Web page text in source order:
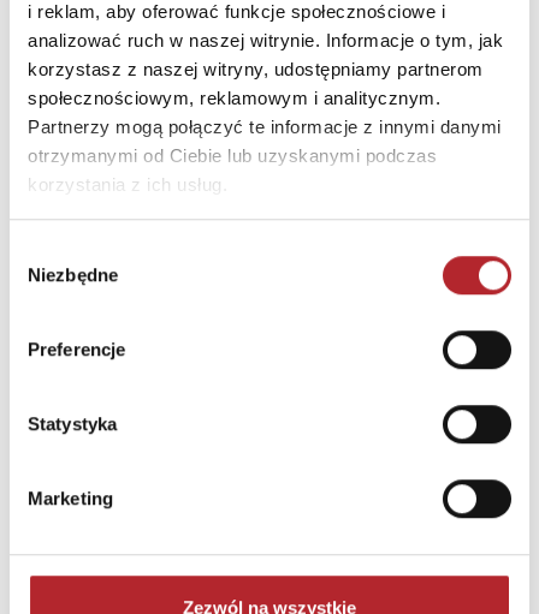
i reklam, aby oferować funkcje społecznościowe i
analizować ruch w naszej witrynie. Informacje o tym, jak
korzystasz z naszej witryny, udostępniamy partnerom
społecznościowym, reklamowym i analitycznym.
Partnerzy mogą połączyć te informacje z innymi danymi
otrzymanymi od Ciebie lub uzyskanymi podczas
korzystania z ich usług.
zgody
Niezbędne
Preferencje
Statystyka
Marketing
Zezwól na wszystkie
E-mail sklep@multogra.com.pl
INNI KLIENCI KUPOWALI
304-PL110322
Nowość